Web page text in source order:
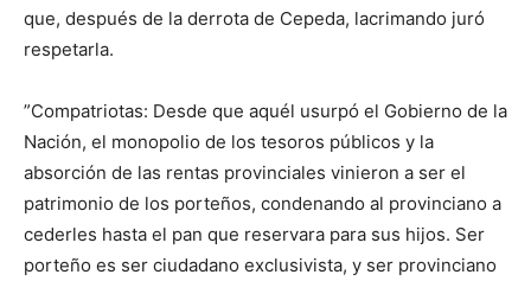
que, después de la derrota de Cepeda, lacrimando juró
respetarla.
”Compatriotas: Desde que aquél usurpó el Gobierno de la
Nación, el monopolio de los tesoros públicos y la
absorción de las rentas provinciales vinieron a ser el
patrimonio de los porteños, condenando al provinciano a
cederles hasta el pan que reservara para sus hijos. Ser
porteño es ser ciudadano exclusivista, y ser provinciano